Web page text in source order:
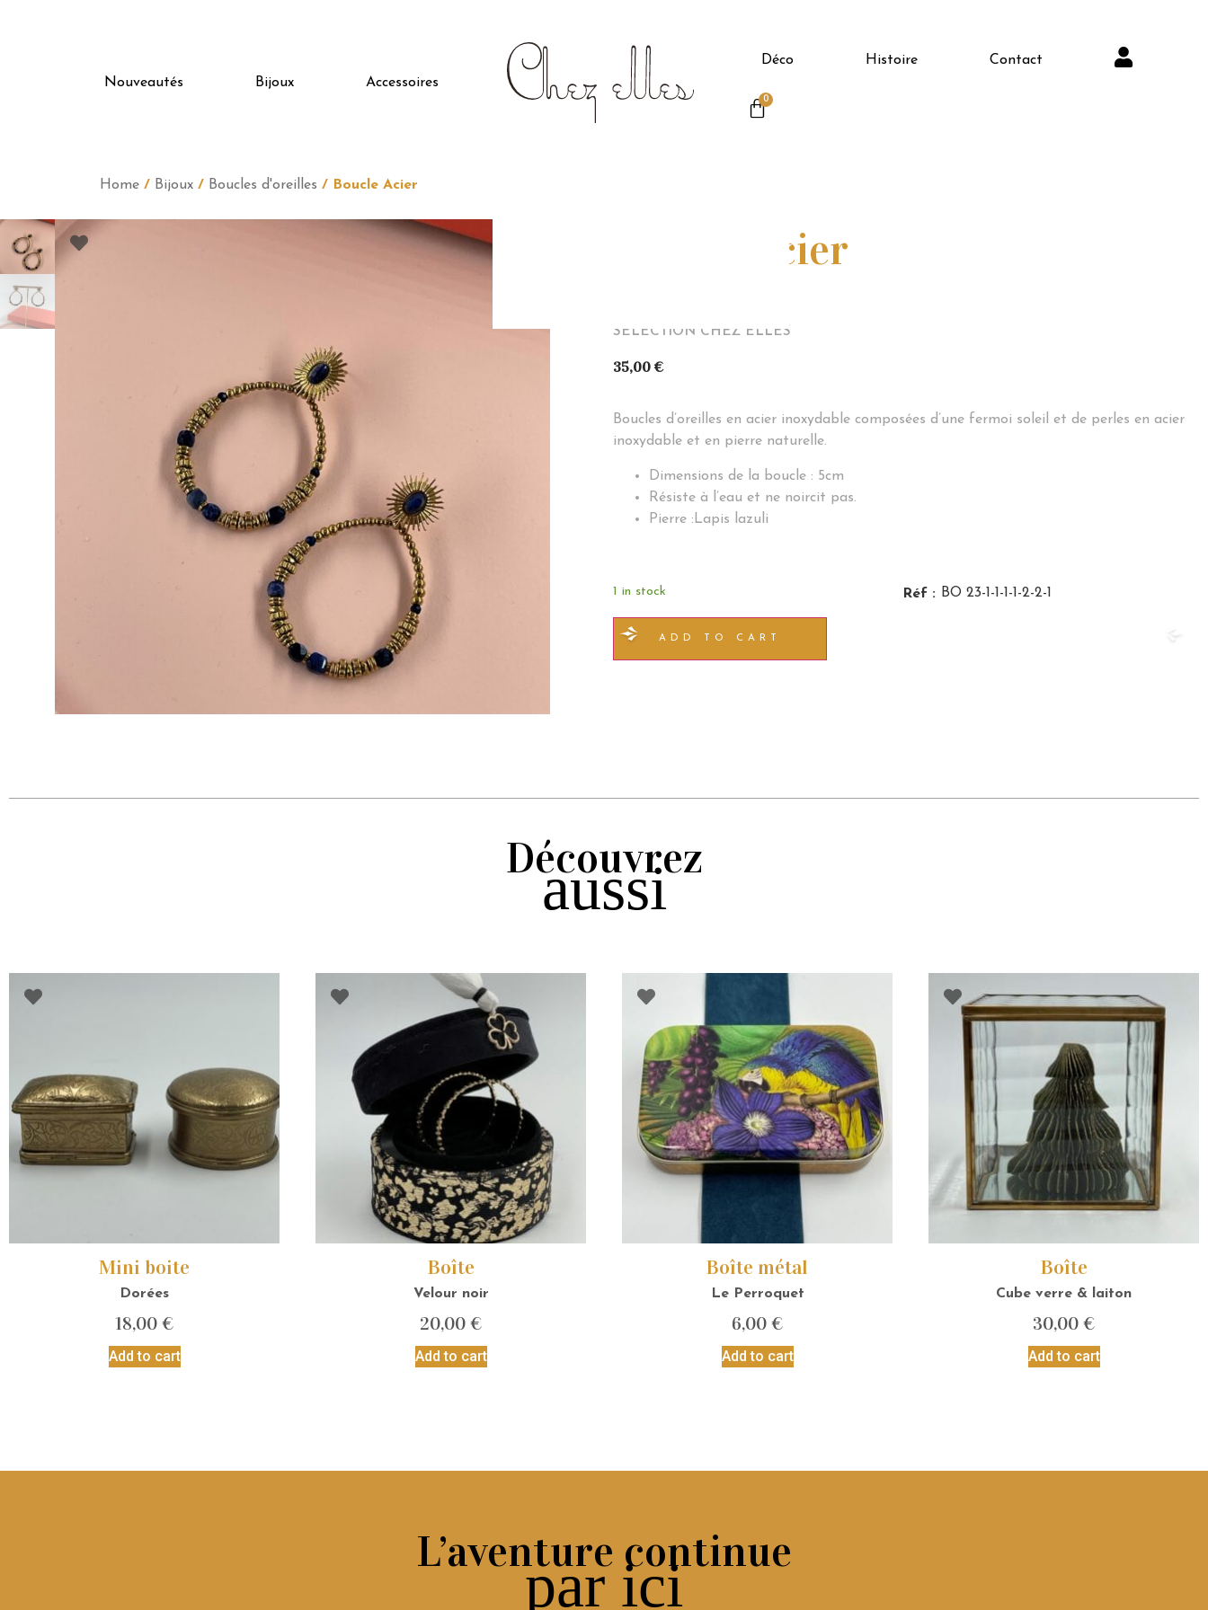
Nouveautés Bijoux Accessoires
Déco Histoire Contact
0
Home/ Bijoux/ Boucles d'oreilles / Boucle Acier
Boucle Acier
SÉLÈCTION CHEZ ELLES
35,00 €
Boucles d’oreilles en acier inoxydable composées d’une fermoi soleil et de perles en acier
inoxydable et en pierre naturelle.
Dimensions de la boucle : 5cm
Résiste à l’eau et ne noircit pas.
Pierre :Lapis lazuli
1 in stock Réf : BO 23-1-1-1-1-2-2-1
ADD TO CART
Découvrez
aussi
Mini boite
Dorées
18,00 €
Add to cart
Boîte
Velour noir
20,00 €
Add to cart
Boîte métal
Le Perroquet
6,00 €
Add to cart
Boîte
Cube verre & laiton
30,00 €
Add to cart
L’aventure continue
par ici